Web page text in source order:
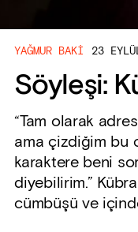
YAĞMUR BAKI 23
Söyleşi:
“Tam olarak
ama çizdiğim bu
karaktere beni
diyebilirim.” Kübra
cümbüşü ve